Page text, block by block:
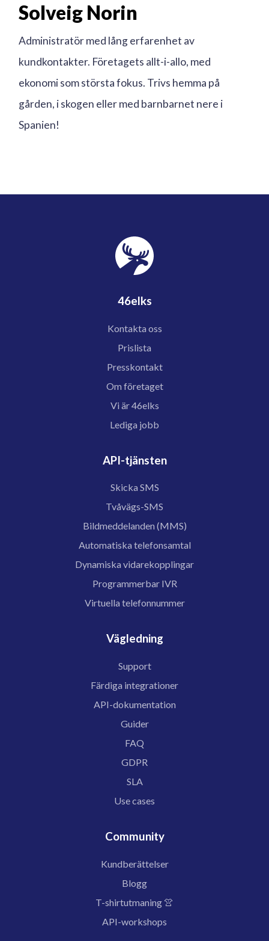
Solveig Norin
Administratör med lång erfarenhet av
kundkontakter. Företagets allt-i-allo, med
ekonomi som största fokus. Trivs hemma på
gården, i skogen eller med barnbarnet nere i
Spanien!
46elks
Kontakta oss
Prislista
Presskontakt
Om företaget
Vi är 46elks
Lediga jobb
API-tjänsten
Skicka SMS
Tvåvägs-SMS
Bildmeddelanden (MMS)
Automatiska telefonsamtal
Dynamiska vidarekopplingar
Programmerbar IVR
Virtuella telefonnummer
Vägledning
Support
Färdiga integrationer
API-dokumentation
Guider
FAQ
GDPR
SLA
Use cases
Community
Kundberättelser
Blogg
T-shirtutmaning 👚
API-workshops